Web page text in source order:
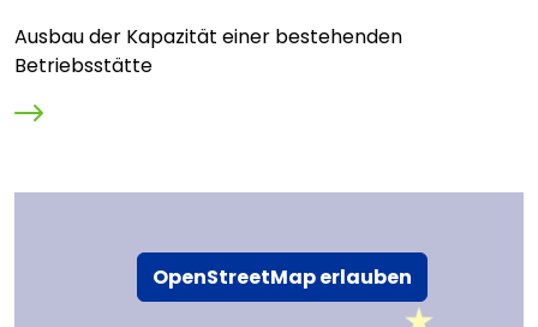
Ausbau der Kapazität einer bestehenden
Betriebsstätte
OpenStreetMap erlauben